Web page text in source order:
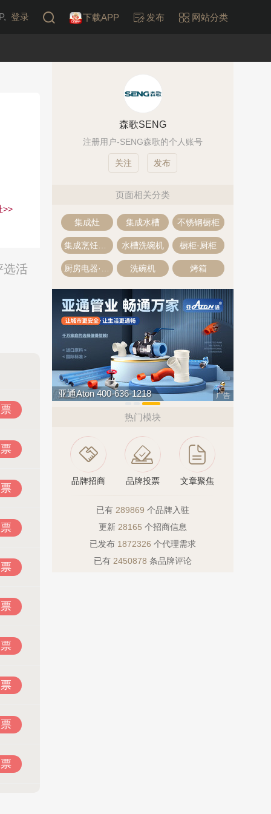
登录 下载APP 发布 网站分类
>>
选活
森歌SENG
注册用户-SENG森歌的个人账号
发布
页面相关分类
集成灶 集成水槽 不锈钢橱柜
水槽洗碗机 橱柜·厨柜
洗碗机 烤箱
亚通Aton 400-636-1218 广告
热门模块
品牌招商 品牌投票 文章聚焦
已有 289869 个品牌入驻
更新 28165 个招商信息
已发布 1872326 个代理需求
已有 2450878 条品牌评论